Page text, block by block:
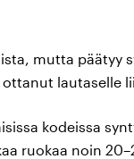
mutta päätyy
lautaselle
kodeissa
ruokaa noin